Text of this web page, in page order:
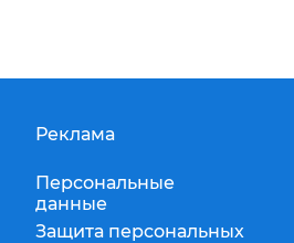
Реклама
Персональные
данные
Защита персональных